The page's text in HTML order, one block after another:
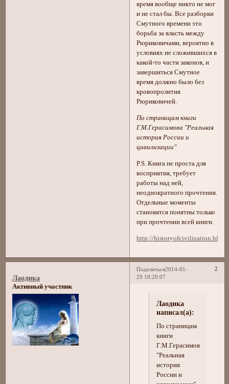
время вообще никто не мог
и не стал бы. Все разборки
Смутного времени это
борьба за власть между
Рюриковичами, вероятно в
условиях не сложившихся в
какой-то части законов, и
завершиться Смутное
время должно было без
кровопролития
Рюриковичей.
По страницам книги
Г.М.Герасимова "Реальная
история России и
цивилизации"
P.S. Книга не проста для
восприятия, требует
работы над ней,
неоднократного прочтения.
Отдельные моменты
становятся понятны только
при прочтении всей книги.
http://
Поделиться 2
2014-01-
29 18:20:07
Лаодика
Активный участник
Лаодика
написал(а):
По страницам
книги
Г.М.Герасимова
"Реальная
история
России и